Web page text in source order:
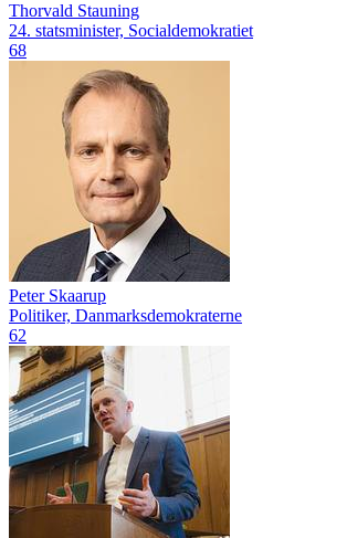
Thorvald Stauning
24. statsminister, Socialdemokratiet
68
Peter Skaarup
Politiker, Danmarksdemokraterne
62